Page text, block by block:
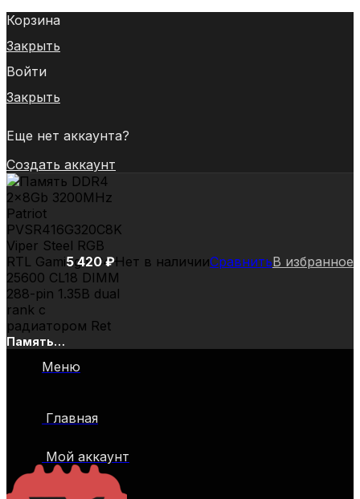
Корзина
Закрыть
Войти
Закрыть
Еще нет аккаунта?
Создать аккаунт
Память
2x8Gb
PVSR416G320C8K
Gaming
PC4-
5 420₽Нет в наличииСравнитьВ избранное
Меню
Главная
Мой аккаунт